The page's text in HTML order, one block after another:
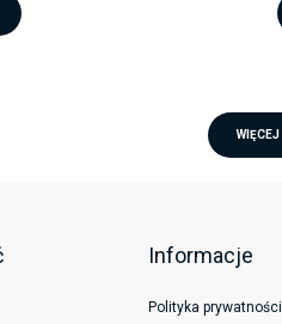
WIĘCEJ
Informacje
Polityka prywatności